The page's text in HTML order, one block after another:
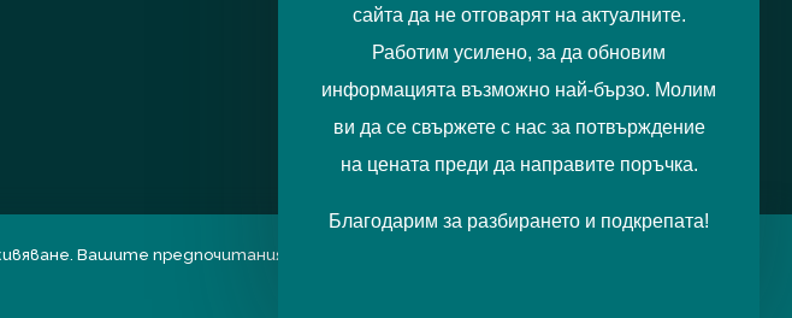
сайта да не отговарят на актуалните.
Работим усилено, за да обновим
информацията възможно най-бързо. Молим
ви да се свържете с нас за потвърждение
на цената преди да направите поръчка.
Благодарим за разбирането и подкрепата!
Вашите предпочитания можете да отбележите